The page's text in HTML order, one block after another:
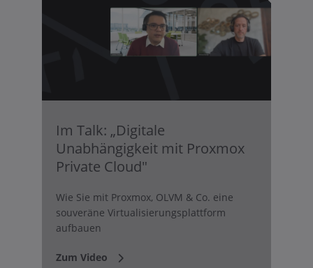
Im Talk: „Digitale
Unabhängigkeit mit Proxmox
Private Cloud"
Wie Sie mit Proxmox, OLVM & Co. eine
souveräne Virtualisierungsplattform
aufbauen
Zum Video